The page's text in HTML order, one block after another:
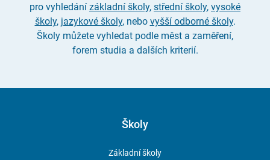
pro vyhledání základní školy, střední školy, vysoké
školy, jazykové školy, nebo vyšší odborné školy.
Školy můžete vyhledat podle měst a zaměření,
forem studia a dalších kriterií.
Školy
Základní školy